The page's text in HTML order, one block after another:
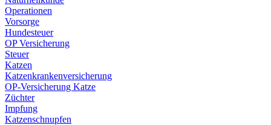
Operationen
Vorsorge
Hundesteuer
OP Versicherung
Steuer
Katzen
Katzenkrankenversicherung
OP-Versicherung Katze
Züchter
Impfung
Katzenschnupfen